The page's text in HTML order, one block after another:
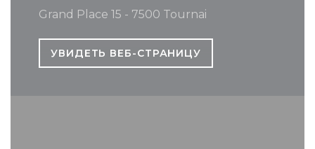
Grand Place 15 - 7500 Tournai
УВИДЕТЬ ВЕБ-СТРАНИЦУ